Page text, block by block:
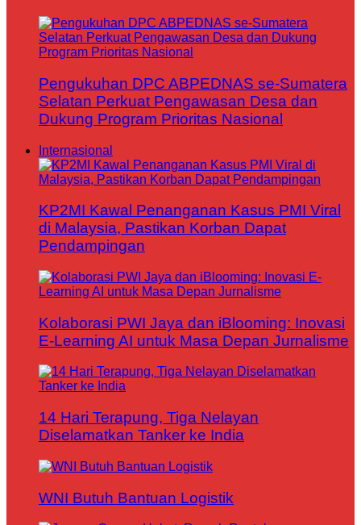
Pengukuhan DPC ABPEDNAS se-Sumatera
Selatan Perkuat Pengawasan Desa dan
Dukung Program Prioritas Nasional
Internasional
KP2MI Kawal Penanganan Kasus PMI Viral
di Malaysia, Pastikan Korban Dapat
Pendampingan
Kolaborasi PWI Jaya dan iBlooming: Inovasi
E-Learning AI untuk Masa Depan Jurnalisme
14 Hari Terapung, Tiga Nelayan
Diselamatkan Tanker ke India
WNI Butuh Bantuan Logistik